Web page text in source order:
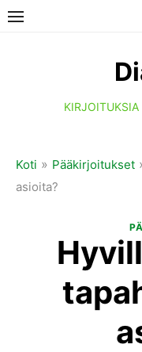
Skip
KIRJOITUKSIA
Koti » Pääkirjoitukset
asioita?